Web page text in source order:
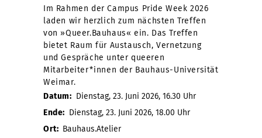
Im Rahmen der Campus Pride Week 2026
laden wir herzlich zum nächsten Treffen
von »Queer.Bauhaus« ein. Das Treffen
bietet Raum für Austausch, Vernetzung
und Gespräche unter queeren
Mitarbeiter*innen der Bauhaus-Universität
Weimar.
Datum: Dienstag, 23. Juni 2026, 16.30 Uhr
Ende: Dienstag, 23. Juni 2026, 18.00 Uhr
Ort: Bauhaus.Atelier